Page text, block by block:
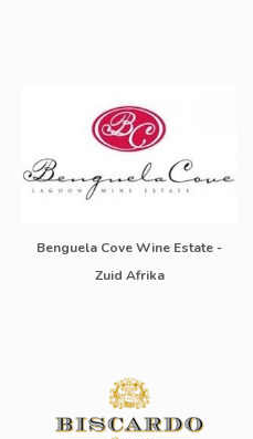
Benguela Cove Wine Estate -
Zuid Afrika